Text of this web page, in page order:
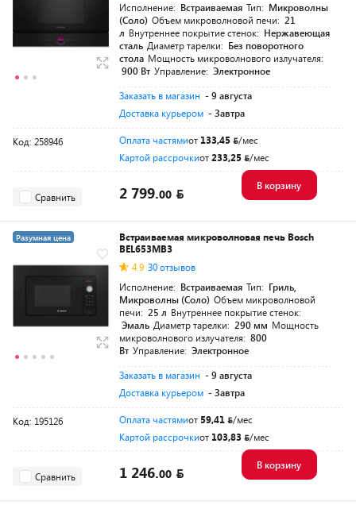
Исполнение: Встраиваемая Тип: Микроволны
(Соло) Объем микроволновой печи: 21
л Внутреннее покрытие стенок: Нержавеющая
сталь Диаметр тарелки: Без поворотного
стола Мощность микроволнового излучателя:
900 Вт Управление: Электронное
Заказать в магазин - 9 августа
Доставка курьером - Завтра
Код: 258946 Оплата частямиот 133,45
/мес
Картой рассрочкиот233,25 /мес
Сравнить 2 799.00
В корзину
Разумная цена
Встраиваемая микроволновая печь Bosch
BEL653MB3
4.9 30 отзывов
Исполнение: Встраиваемая Тип: Гриль,
Микроволны (Соло) Объем микроволновой
печи: 25 л Внутреннее покрытие стенок:
Эмаль Диаметр тарелки: 290 мм Мощность
микроволнового излучателя: 800
Вт Управление: Электронное
Заказать в магазин - 9 августа
Доставка курьером - Завтра
Код: 195126 Оплата частямиот 59,41
/мес
Картой рассрочкиот 103,83 /мес
Сравнить 1 246.00
В корзину